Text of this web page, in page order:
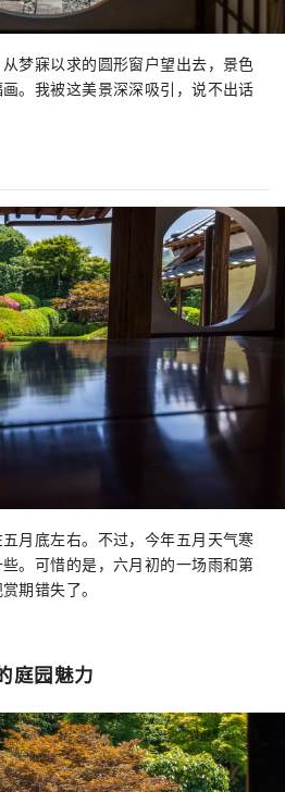
梦寐以求的圆形窗户望出去，景色
。我被这美景深深吸引，说不出话
月底左右。不过，今年五月天气寒
。可惜的是，六月初的一场雨和第
期错失了。
庭园魅力